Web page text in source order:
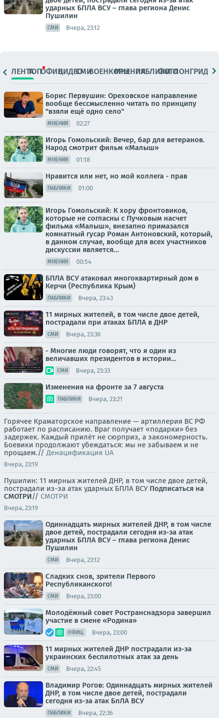
ударных БПЛА ВСУ – глава региона Денис
Пушилин
СМИ Вчера, 23:12
ЛЕНТАТОПОФИЦ.ВИДЕОСМИВОЕНКОРЫМНЕНИЯПАБЛИКИ
ФОТОЛОНГРИДЫ
Борис Первушин: Ореховское направление
вообще бессмысленно читать по принципу
"взяли ещё одно село"
МНЕНИЯ 02:27
Игорь Гомольский: Вечер, бар для ветеранов.
Народ смотрит фильм «Малыш»
МНЕНИЯ 01:18
Нравится или нет, но мой коллега - прав
ПАБЛИКИ 01:00
Игорь Гомольский: К хору фронтовиков,
которые не согласны с Пучковым насчет
фильма «Малыш», внезапно примазался
комнатный гусар Роман Антоновский, который,
в данном случае, вообще для всех участников
дискуссии является...
МНЕНИЯ 00:54
БПЛА ВСУ атаковал многоквартирный дом в
Керчи (Республика Крым)
ПАБЛИКИ Вчера, 23:43
11 мирных жителей, в том числе двое детей,
пострадали при атаках БПЛА в ДНР
СМИ Вчера, 23:36
- Многие люди говорят, что я один из
величавших президентов в истории…
СМИ Вчера, 23:33
Изменения на фронте за 7 августа
ПАБЛИКИ Вчера, 23:21
Горячее Краматорское направление — артиллерия ВС РФ
работает по расписанию. Враг получает «подарки» без
задержек. Каждый прилёт не сюрприз, а закономерность.
Боевики продолжают убеждаться: мы не забываем и не
прощаем.// Денацификация UA
Вчера, 23:19
Пушилин: 11 мирных жителей ДНР, в том числе двое детей,
пострадали из-за атак ударных БПЛА ВСУ Подписаться на
СМОТРИ// СМОТРИ
Вчера, 23:19
Одиннадцать мирных жителей ДНР, в том числе
двое детей, пострадали сегодня из-за атак
ударных БПЛА ВСУ – глава региона Денис
Пушилин
СМИ Вчера, 23:12
Сладких снов, зрители Первого
Республиканского!
СМИ Вчера, 23:00
Молодёжный совет Ространснадзора завершил
участие в смене «Родина»
ОФИЦ. Вчера, 23:00
11 мирных жителей ДНР пострадали из-за
украинских беспилотных атак за день
СМИ Вчера, 22:45
Владимир Рогов: Одиннадцать мирных жителей
ДНР, в том числе двое детей, пострадали
сегодня из-за атак БпЛА ВСУ
ПАБЛИКИ Вчера, 22:36